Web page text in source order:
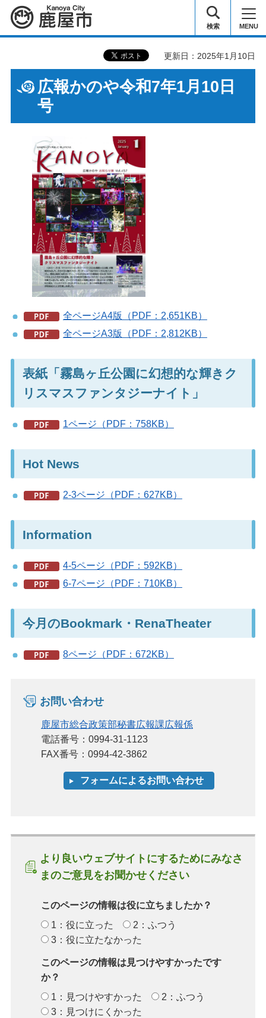
鹿屋市 検索 MENU
更新日：2025年1月10日
広報かのや令和7年1月10日
号
全ページA4版（PDF：2,651KB）
全ページA3版（PDF：2,812KB）
表紙「霧島ヶ丘公園に幻想的な輝きク
リスマスファンタジーナイト」
1ページ（PDF：758KB）
Hot News
2-3ページ（PDF：627KB）
Information
4-5ページ（PDF：592KB）
6-7ページ（PDF：710KB）
今月のBookmark・RenaTheater
8ページ（PDF：672KB）
お問い合わせ
鹿屋市総合政策部秘書広報課広報係
電話番号：0994-31-1123
FAX番号：0994-42-3862
より良いウェブサイトにするためにみなさ
まのご意見をお聞かせください
このページの情報は役に立ちましたか？
1：役に立った
2：ふつう
3：役に立たなかった
このページの情報は見つけやすかったです
か？
1：見つけやすかった
2：ふつう
3：見つけにくかった